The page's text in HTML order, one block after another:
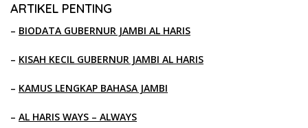
ARTIKEL PENTING
– BIODATA GUBERNUR JAMBI AL HARIS
– KISAH KECIL GUBERNUR JAMBI AL HARIS
– KAMUS LENGKAP BAHASA JAMBI
– AL HARIS WAYS – ALWAYS